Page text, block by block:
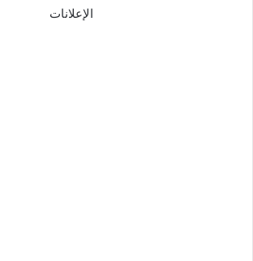
الإعلانات